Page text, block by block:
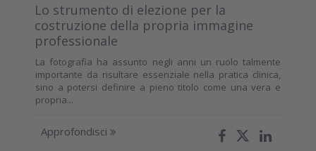
Lo strumento di elezione per la
costruzione della propria immagine
professionale
La fotografia ha assunto negli anni un ruolo talmente
importante da risultare essenziale nella pratica clinica,
sino a potersi definire a pieno titolo come una vera e
propria...
Approfondisci